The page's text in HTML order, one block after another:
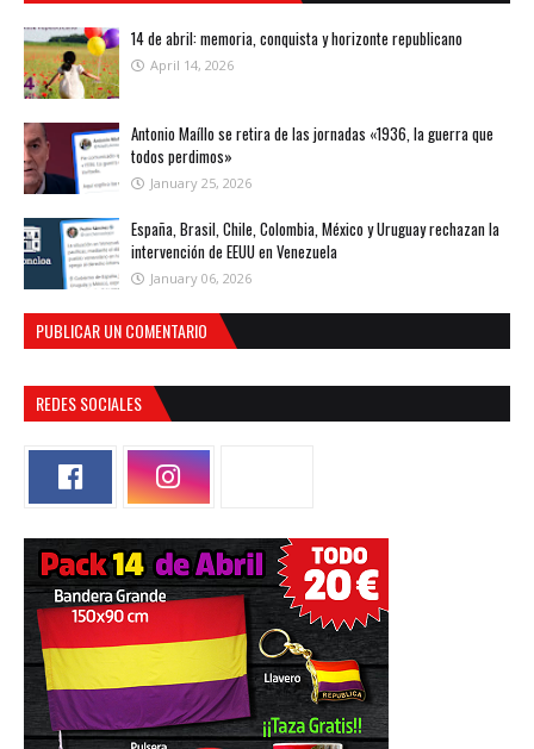
14 de abril: memoria, conquista y horizonte republicano
April 14, 2026
Antonio Maíllo se retira de las jornadas «1936, la guerra que
todos perdimos»
January 25, 2026
España, Brasil, Chile, Colombia, México y Uruguay rechazan la
intervención de EEUU en Venezuela
January 06, 2026
PUBLICAR UN COMENTARIO
REDES SOCIALES